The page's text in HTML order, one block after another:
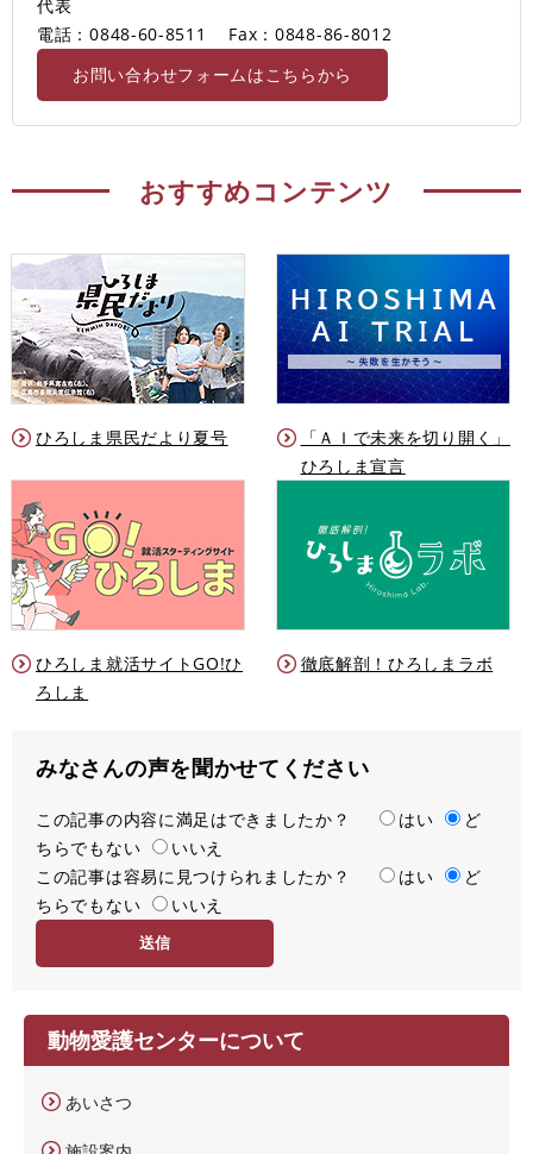
代表
電話：0848-60-8511
Fax：0848-86-8012
お問い合わせフォームはこちらから
おすすめコンテンツ
ひろしま県民だより夏号
「ＡＩで未来を切り開く」
ひろしま宣言
ひろしま就活サイトGO!ひ
ろしま
徹底解剖！ひろしまラボ
みなさんの声を聞かせてください
満
足
度
この記事の内容に満足はできましたか？ はい
ど
ちらでもない
いいえ
容
易
この記事は容易に見つけられましたか？ はい
ど
ちらでもない
いいえ
動物愛護センターについて
あいさつ